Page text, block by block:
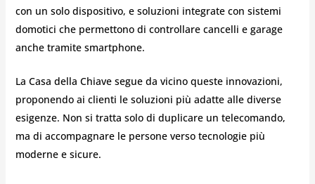
con un solo dispositivo, e soluzioni integrate con sistemi
domotici che permettono di controllare cancelli e garage
anche tramite smartphone.
La Casa della Chiave segue da vicino queste innovazioni,
proponendo ai clienti le soluzioni più adatte alle diverse
esigenze. Non si tratta solo di duplicare un telecomando,
ma di accompagnare le persone verso tecnologie più
moderne e sicure.